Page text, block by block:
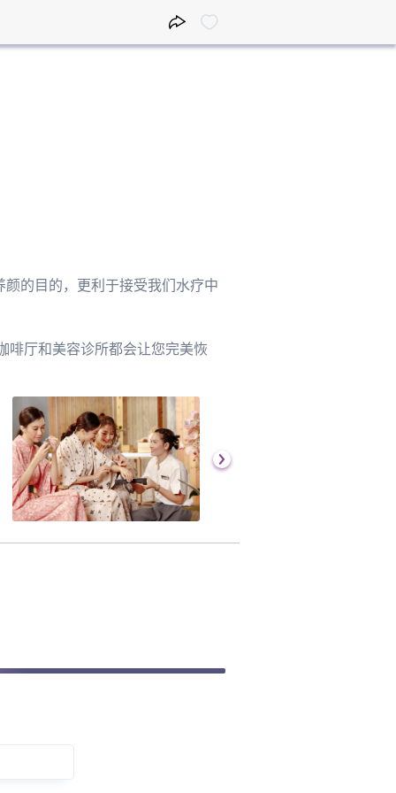
的目的，更利于接受我们水疗中
啡厅和美容诊所都会让您完美恢